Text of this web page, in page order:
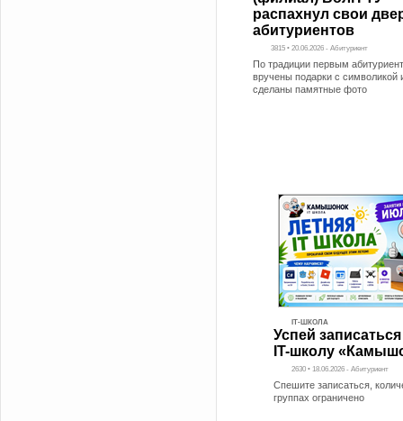
распахнул свои
абитуриентов
3815 • 20.06.2026 - Абитуриент
По традиции первым
вручены подарки с символикой
сделаны памятные фото
IT-ШКОЛА
Успей
IT-школу
2630 • 18.06.2026 - Абитуриент
Спешите записаться,
группах ограничено